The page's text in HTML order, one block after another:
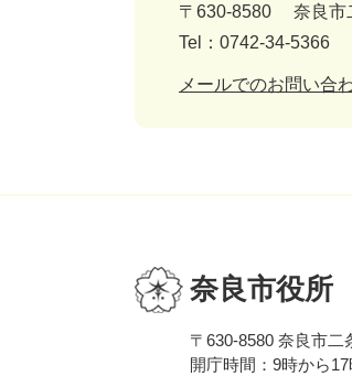
〒630-8580
奈良
Tel：0742-34-5366
メールでのお問い合
奈良市役所
〒630-8580 奈良市二
開庁時間：9時から